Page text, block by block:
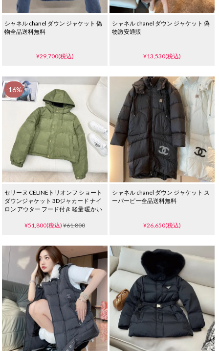
シャネル chanel ダウン ジャケット 偽
物全品送料無料
¥29,700(税込)
シャネル chanel ダウン ジャケット 偽
物激安通販
¥13,530(税込)
-16%
セリーヌ CELINEトリオンフ ショート
ダウンジャケット 3Dジャカード ナイ
ロン アウター フード付き 軽量 暖かい
¥51,800(税込)¥61,800
シャネル chanel ダウン ジャケット ス
ーパーピー全品送料無料
¥26,650(税込)